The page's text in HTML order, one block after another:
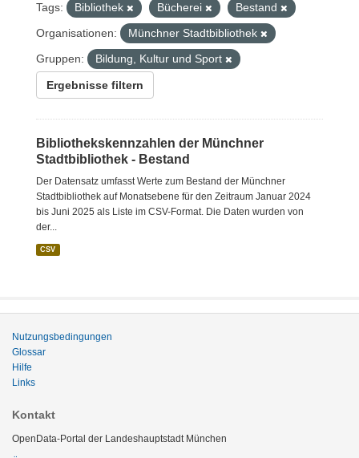
Tags: Bibliothek Bücherei
Bestand
Organisationen:
Münchner Stadtbibliothek
Gruppen:
Bildung, Kultur und Sport
Ergebnisse filtern
Bibliothekskennzahlen der Münchner
Stadtbibliothek - Bestand
Der Datensatz umfasst Werte zum Bestand der Münchner
Stadtbibliothek auf Monatsebene für den Zeitraum Januar 2024
bis Juni 2025 als Liste im CSV-Format. Die Daten wurden von
der...
CSV
Nutzungsbedingungen
Glossar
Hilfe
Links
Kontakt
OpenData-Portal der Landeshauptstadt München